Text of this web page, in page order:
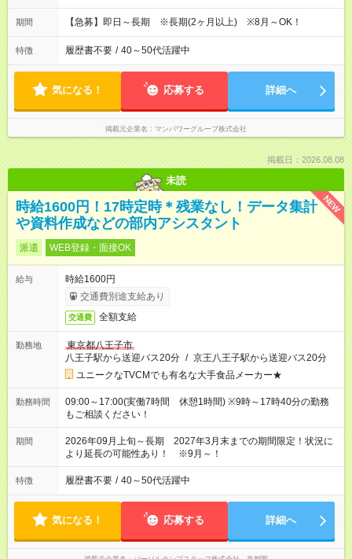
期間 【急募】即日～長期 ※長期(2ヶ月以上) ※8月～OK！
特徴 履歴書不要 / 40～50代活躍中
気になる！ 応募する 詳細へ
掲載元企業名 マンパワーグループ株式会社
掲載日：2026.08.08
未読
NEW
時給1600円！17時定時＊残業なし！データ集計
や資料作成などの部内アシスタント
派遣 WEB登録・面接OK
給与
時給1600円
交通費別途支給あり
交通費 全額支給
勤務地
東京都八王子市
八王子駅から送迎バス20分 / 京王八王子駅から送迎バス20分
ユニークなTVCMでも有名な大手食品メーカー★
勤務時間
09:00～17:00(実働7時間 休憩1時間) ※9時～17時40分の勤務
もご相談ください！
期間
2026年09月上旬～長期 2027年3月末までの期間限定！状況に
より延長の可能性あり！ ※9月～！
特徴 履歴書不要 / 40～50代活躍中
気になる！ 応募する 詳細へ